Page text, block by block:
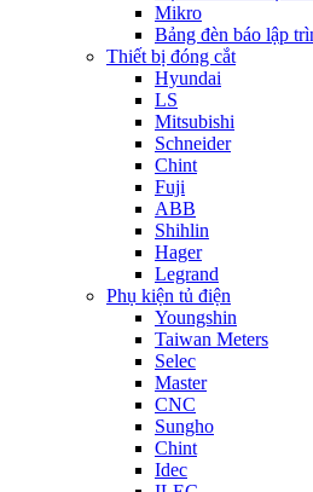
Mikro
Bảng đèn báo lập
Thiết bị đóng cắt
Hyundai
LS
Mitsubishi
Schneider
Chint
Fuji
ABB
Shihlin
Hager
Legrand
Phụ kiện tủ điện
Youngshin
Taiwan Meters
Selec
Master
CNC
Sungho
Chint
Idec